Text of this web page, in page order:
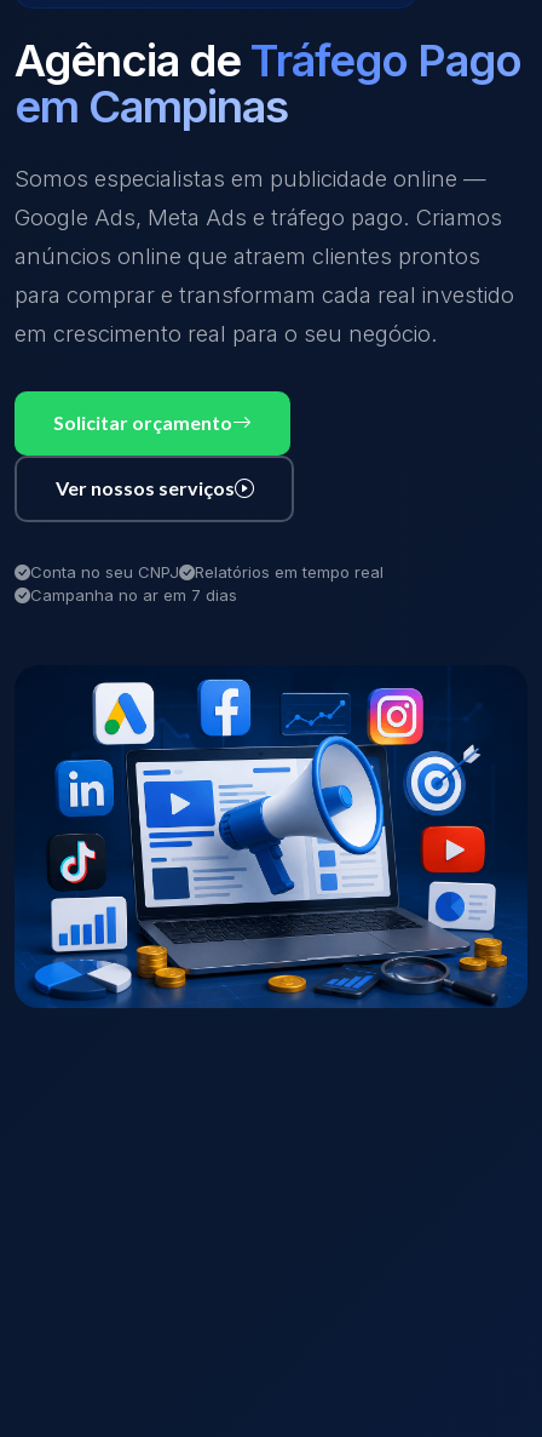
Agência de Tráfego Pago
em Campinas
Somos especialistas em publicidade online —
Google Ads, Meta Ads e tráfego pago. Criamos
anúncios online que atraem clientes prontos
para comprar e transformam cada real investido
em crescimento real para o seu negócio.
Solicitar orçamento
Ver nossos serviços
Conta no seu CNPJ
Relatórios em tempo real
Campanha no ar em 7 dias